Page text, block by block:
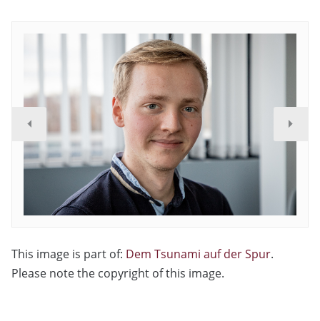
This image is part of: Dem Tsunami auf der Spur.
Please note the copyright of this image.